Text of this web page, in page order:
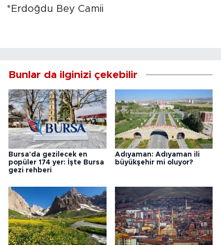
*Erdoğdu Bey Camii
Bunlar da ilginizi çekebilir
Bursa'da gezilecek en
popüler 174 yer: İşte Bursa
gezi rehberi
Adıyaman: Adıyaman ili
büyükşehir mi oluyor?